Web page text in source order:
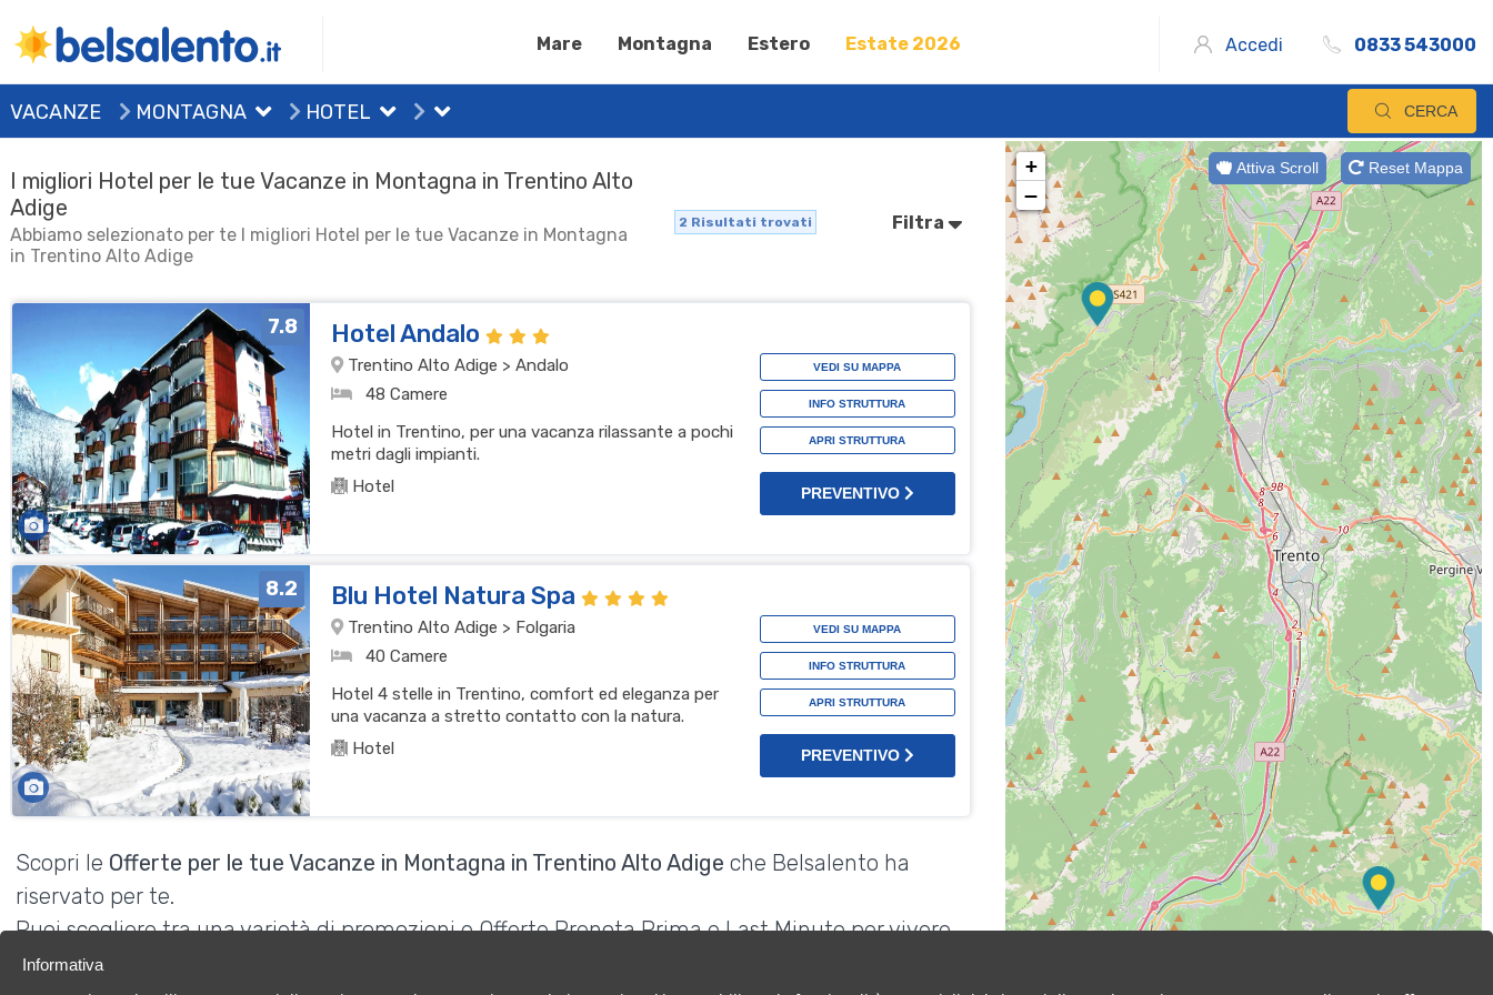
Mare Montagna Estero Estate 2026 Accedi 0833 543000
VACANZE MONTAGNA HOTEL CERCA
I migliori Hotel per le tue Vacanze in Montagna in Trentino Alto
Adige
Abbiamo selezionato per te I migliori Hotel per le tue Vacanze in Montagna
in Trentino Alto Adige
2 Risultati trovati Filtra
7.8 Hotel Andalo
Trentino Alto Adige > Andalo
48 Camere
Hotel in Trentino, per una vacanza rilassante a pochi
metri dagli impianti.
Hotel
VEDI SU MAPPA
INFO STRUTTURA
APRI STRUTTURA
PREVENTIVO
8.2 Blu Hotel Natura Spa
Trentino Alto Adige > Folgaria
40 Camere
Hotel 4 stelle in Trentino, comfort ed eleganza per
una vacanza a stretto contatto con la natura.
Hotel
VEDI SU MAPPA
INFO STRUTTURA
APRI STRUTTURA
PREVENTIVO
Scopri le Offerte per le tue Vacanze in Montagna in Trentino Alto Adige che Belsalento ha
riservato per te.
Puoi scegliere tra una varietà di promozioni e Offerte Prenota Prima e Last Minute per vivere
una vacanza indimenticabile.
Attiva Scroll Reset Mappa
+
−
Informativa